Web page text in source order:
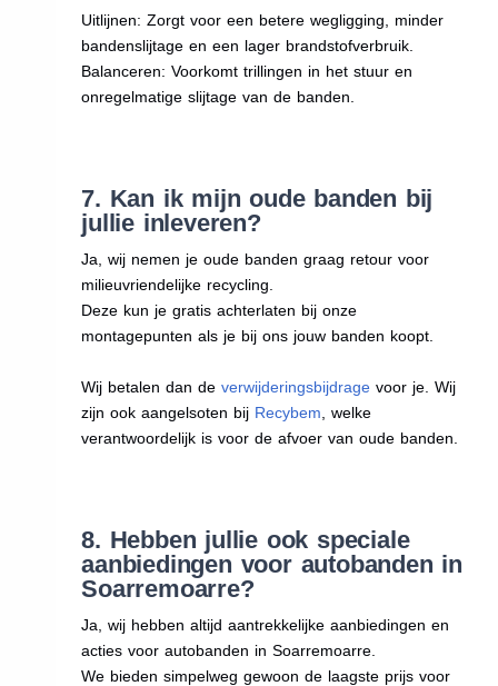
Uitlijnen: Zorgt voor een betere wegligging, minder
bandenslijtage en een lager brandstofverbruik.
Balanceren: Voorkomt trillingen in het stuur en
onregelmatige slijtage van de banden.
7. Kan ik mijn oude banden bij
jullie inleveren?
Ja, wij nemen je oude banden graag retour voor
milieuvriendelijke recycling.
Deze kun je gratis achterlaten bij onze
montagepunten als je bij ons jouw banden koopt.
Wij betalen dan deverwijderingsbijdrage voor je. Wij
zijn ook aangelsoten bij Recybem , welke
verantwoordelijk is voor de afvoer van oude banden.
8. Hebben jullie ook speciale
aanbiedingen voor autobanden in
Soarremoarre?
Ja, wij hebben altijd aantrekkelijke aanbiedingen en
acties voor autobanden in Soarremoarre.
We bieden simpelweg gewoon de laagste prijs voor